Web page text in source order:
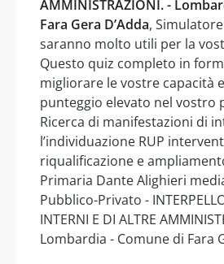
AMMINISTRAZIONI. -
Fara Gera D’Adda,
saranno molto utili per la
Questo quiz completo in
migliorare le vostre capacità
punteggio elevato nel vostro
Ricerca di manifestazioni di
l’individuazione RUP
riqualificazione e
Primaria Dante Alighieri
Pubblico-Privato -
INTERNI E DI ALTRE
Lombardia - Comune di Fara